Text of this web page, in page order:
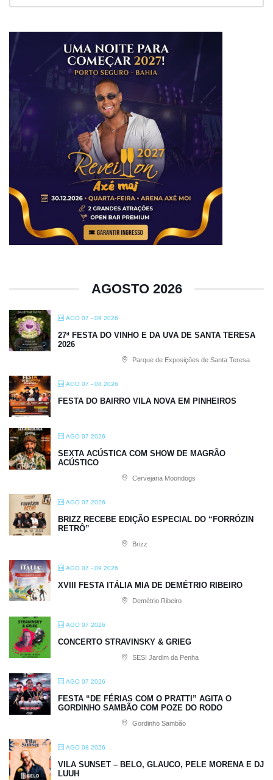
AGOSTO 2026
AGO 07 - 09 2026
27ª FESTA DO VINHO E DA UVA DE SANTA TERESA
2026
Parque de Exposições de Santa Teresa
AGO 07 - 08 2026
FESTA DO BAIRRO VILA NOVA EM PINHEIROS
AGO 07 2026
SEXTA ACÚSTICA COM SHOW DE MAGRÃO
ACÚSTICO
Cervejaria Moondogs
AGO 07 2026
BRIZZ RECEBE EDIÇÃO ESPECIAL DO “FORRÓZIN
RETRÔ”
Brizz
AGO 07 - 09 2026
XVIII FESTA ITÁLIA MIA DE DEMÉTRIO RIBEIRO
Demétrio Ribeiro
AGO 07 2026
CONCERTO STRAVINSKY & GRIEG
SESI Jardim da Penha
AGO 07 2026
FESTA “DE FÉRIAS COM O PRATTI” AGITA O
GORDINHO SAMBÃO COM POZE DO RODO
Gordinho Sambão
AGO 08 2026
VILA SUNSET – BELO, GLAUCO, PELE MORENA E DJ
LUUH